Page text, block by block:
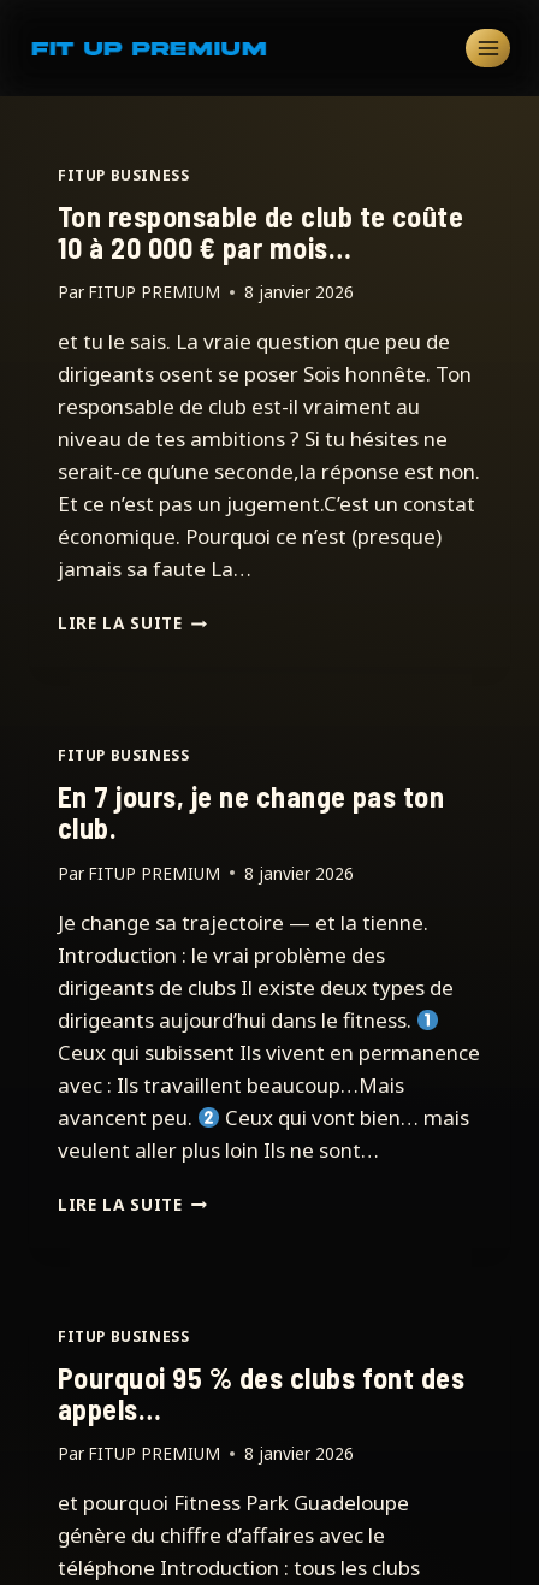
FITUP BUSINESS
Ton responsable de club te coûte
10 à 20 000 € par mois…
Par FITUP PREMIUM 8 janvier 2026
et tu le sais. La vraie question que peu de
dirigeants osent se poser Sois honnête. Ton
responsable de club est-il vraiment au
niveau de tes ambitions ? Si tu hésites ne
serait-ce qu’une seconde,la réponse est non.
Et ce n’est pas un jugement.C’est un constat
économique. Pourquoi ce n’est (presque)
jamais sa faute La…
LIRE LA SUITETON
À
20
€
MOIS…
FITUP BUSINESS
En 7 jours, je ne change pas ton
club.
Par FITUP PREMIUM 8 janvier 2026
Je change sa trajectoire — et la tienne.
Introduction : le vrai problème des
dirigeants de clubs Il existe deux types de
dirigeants aujourd’hui dans le fitness.
Ceux qui subissent Ils vivent en permanence
avec : Ils travaillent beaucoup…Mais
avancent peu.
Ceux qui vont bien… mais
veulent aller plus loin Ils ne sont…
LIRE LA SUITEEN
PAS
TON
FITUP BUSINESS
Pourquoi 95 % des clubs font des
appels…
Par FITUP PREMIUM 8 janvier 2026
et pourquoi Fitness Park Guadeloupe
génère du chiffre d’affaires avec le
téléphone Introduction : tous les clubs